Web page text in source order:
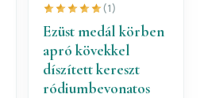
(1)
Ezüst medál körben
apró kövekkel
díszített kereszt
ródiumbevonatos